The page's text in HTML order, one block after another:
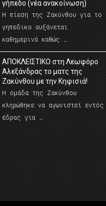
γήπεδο (νέα ανακοίνωση)
Η πίεση της Ζακύνθου για το
γηπεδικο αυξάνεται
καθημερινά καθώς …
AΠΟΚΛΕΙΣΤΙΚΟ στη Λεωφόρο
Αλεξάνδρας το ματς της
Ζακύνθου με την Κηφισιά!
Η ομάδα της Ζακύνθου
κληρώθηκε να αγωνιστεί εντός
έδρας για …